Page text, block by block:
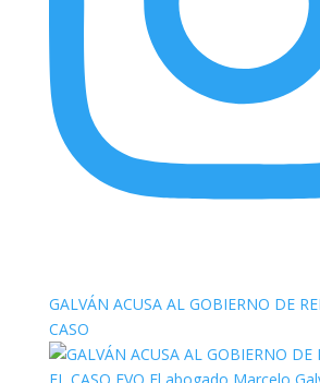
GALVÁN ACUSA AL GOBIERNO DE
CASO